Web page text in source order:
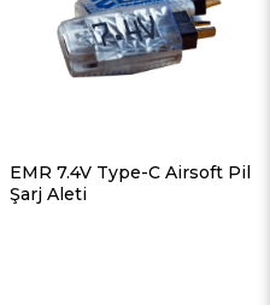
EMR 7.4V Type-C Airsoft Pil
Şarj Aleti